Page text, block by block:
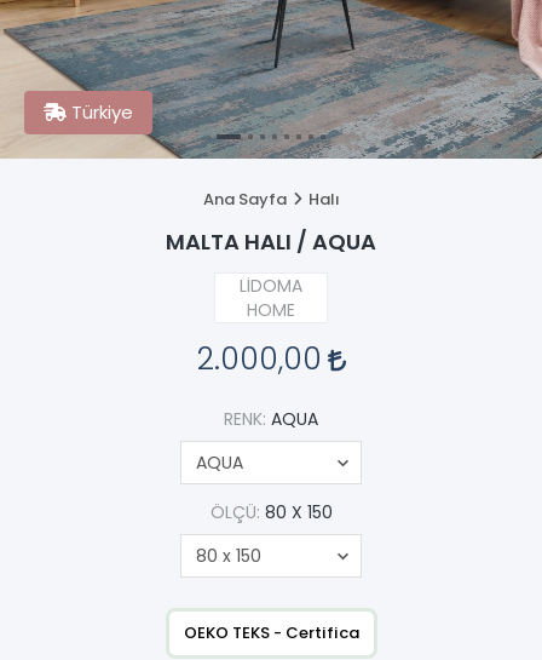
Türkiye
Ana Sayfa Halı
MALTA HALI / AQUA
LİDOMA
HOME
2.000,00
RENK: AQUA
ÖLÇÜ: 80 X 150
OEKO TEKS - Certifica